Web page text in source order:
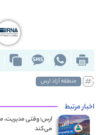
منطقه آزاد ارس
اخبار مرتبط
ارس؛ وقتی مدیریت،
می‌کند